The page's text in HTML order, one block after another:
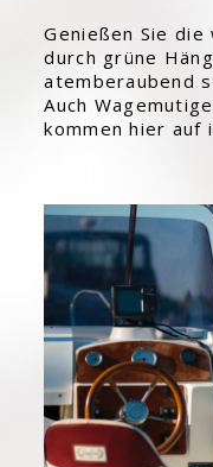
Genießen Sie
durch grüne
atemberaubend
Auch
kommen hier auf